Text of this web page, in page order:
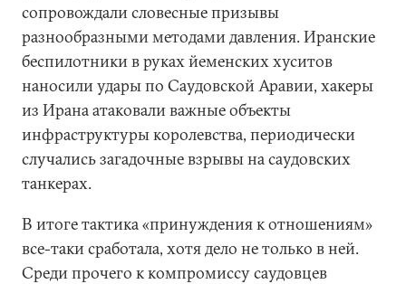
сопровождали словесные призывы
разнообразными методами давления. Иранские
беспилотники в руках йеменских хуситов
наносили удары по Саудовской Аравии, хакеры
из Ирана атаковали важные объекты
инфраструктуры королевства, периодически
случались загадочные взрывы на саудовских
танкерах.
В итоге тактика «принуждения к отношениям»
все-таки сработала, хотя дело не только в ней.
Среди прочего к компромиссу саудовцев